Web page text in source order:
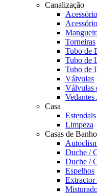
Canalização
Torneiras
Tubo de
Tubo de
Tubo de
Válvulas
Válvulas
Vedantes
Casa
Estendais
Limpeza
Casas de Banho
Duche /
Duche /
Espelhos
Extractor